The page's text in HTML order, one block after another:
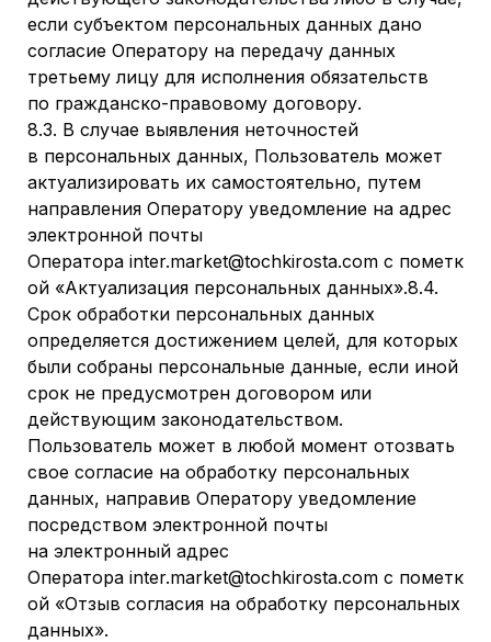
если субъектом персональных данных дано
согласие Оператору на передачу данных
третьему лицу для исполнения обязательств
по гражданско-правовому договору.
8.3. В случае выявления неточностей
в персональных данных, Пользователь может
актуализировать их самостоятельно, путем
направления Оператору уведомление на адрес
электронной почты
Оператора inter.market@tochkirosta.com с пометк
ой «Актуализация персональных данных».8.4.
Срок обработки персональных данных
определяется достижением целей, для которых
были собраны персональные данные, если иной
срок не предусмотрен договором или
действующим законодательством.
Пользователь может в любой момент отозвать
свое согласие на обработку персональных
данных, направив Оператору уведомление
посредством электронной почты
на электронный адрес
Оператора inter.market@tochkirosta.com с пометк
ой «Отзыв согласия на обработку персональных
данных».